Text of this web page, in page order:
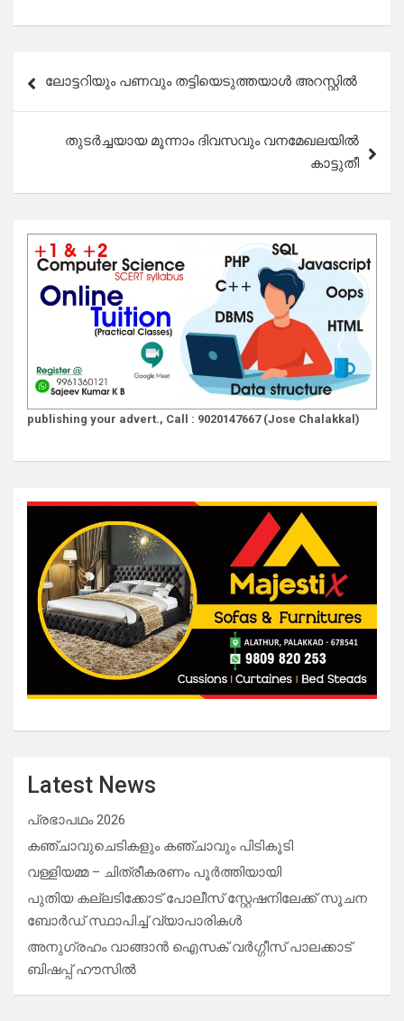
navigation
ലോട്ടറിയും പണവും തട്ടിയെടുത്തയാൾ അറസ്റ്റിൽ
തുടർച്ചയായ മൂന്നാം ദിവസവും വനമേഖലയിൽ
കാട്ടുതീ
publishing your advert., Call : 9020147667 (Jose Chalakkal)
Latest News
പ്രഭാപഥം 2026
കഞ്ചാവുചെടികളും കഞ്ചാവും പിടികൂടി
വള്ളിയമ്മ – ചിത്രീകരണം പൂർത്തിയായി
പുതിയ കല്ലടിക്കോട് പോലീസ് സ്റ്റേഷനിലേക്ക് സൂചന
ബോർഡ് സ്ഥാപിച്ച് വ്യാപാരികൾ
അനുഗ്രഹം വാങ്ങാൻ ഐസക് വര്‍ഗ്ഗീസ് പാലക്കാട്
ബിഷപ്പ് ഹൗസില്‍